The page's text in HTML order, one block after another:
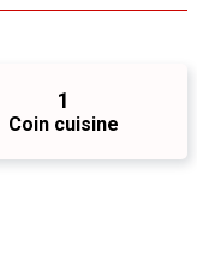
1
Coin cuisine